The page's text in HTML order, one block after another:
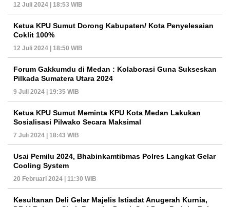
12 Juli 2024 | 18:53 WIB
Ketua KPU Sumut Dorong Kabupaten/ Kota Penyelesaian
Coklit 100%
12 Juli 2024 | 18:50 WIB
Forum Gakkumdu di Medan : Kolaborasi Guna Sukseskan
Pilkada Sumatera Utara 2024
9 Juli 2024 | 19:35 WIB
Ketua KPU Sumut Meminta KPU Kota Medan Lakukan
Sosialisasi Pilwako Secara Maksimal
7 Juli 2024 | 18:43 WIB
Usai Pemilu 2024, Bhabinkamtibmas Polres Langkat Gelar
Cooling System
20 Februari 2024 | 11:30 WIB
Kesultanan Deli Gelar Majelis Istiadat Anugerah Kurnia,